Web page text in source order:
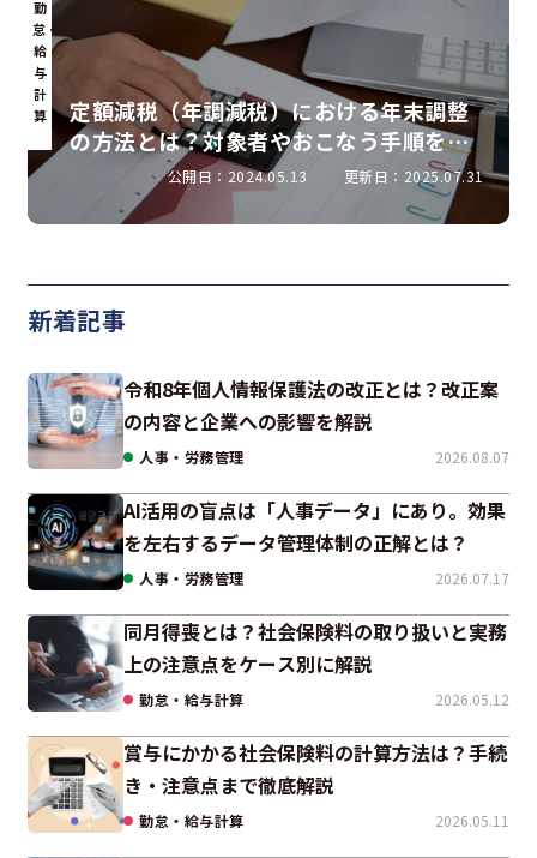
勤
怠・
給
与
計
算
定額減税（年調減税）における年末調整
の方法とは？対象者やおこなう手順を解
公開日：2024.05.13 更新日：2025.07.31
新着記事
令和8年個人情報保護法の改正とは？改正案
の内容と企業への影響を解説
人事・労務管理 2026.08.07
AI活用の盲点は「人事データ」にあり。効果
を左右するデータ管理体制の正解とは？
人事・労務管理 2026.07.17
同月得喪とは？社会保険料の取り扱いと実務
上の注意点をケース別に解説
勤怠・給与計算 2026.05.12
賞与にかかる社会保険料の計算方法は？手続
き・注意点まで徹底解説
勤怠・給与計算 2026.05.11